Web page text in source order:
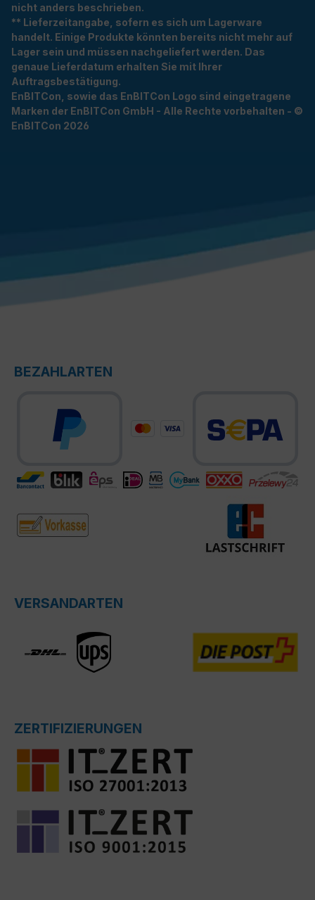
nicht anders beschrieben.
** Lieferzeitangabe, sofern es sich um Lagerware
handelt. Einige Produkte könnten bereits nicht mehr auf
Lager sein und müssen nachgeliefert werden. Das
genaue Lieferdatum erhalten Sie mit Ihrer
Auftragsbestätigung.
EnBITCon, sowie das EnBITCon Logo sind eingetragene
Marken der EnBITCon GmbH - Alle Rechte vorbehalten - ©
EnBITCon 2026
BEZAHLARTEN
VERSANDARTEN
ZERTIFIZIERUNGEN